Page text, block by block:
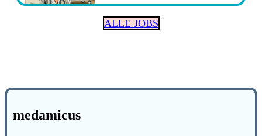
ALLE JOBS
medamicus